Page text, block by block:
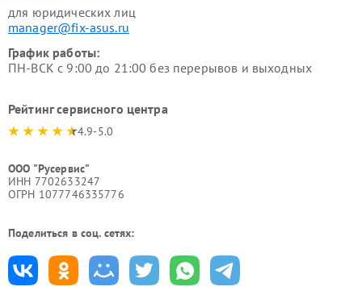
для юридических лиц
manager@fix-asus.ru
График работы:
ПН-ВСК с 9:00 до 21:00 без перерывов и выходных
Рейтинг сервисного центра
4.9-5.0
ООО "Русервис"
ИНН 7702633247
ОГРН 1077746335776
Поделиться в соц. сетях: